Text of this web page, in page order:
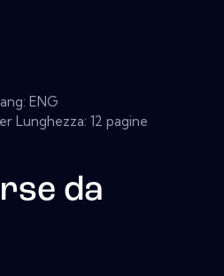
ENG
Lunghezza: 12 pagine
da